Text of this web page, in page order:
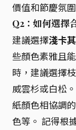
價值和節慶氛
Q2：如何選擇
建議選擇淺卡
些顏色素雅且
時，建議選擇
威雲杉或白松
紙顏色相協調
色等。 記得根